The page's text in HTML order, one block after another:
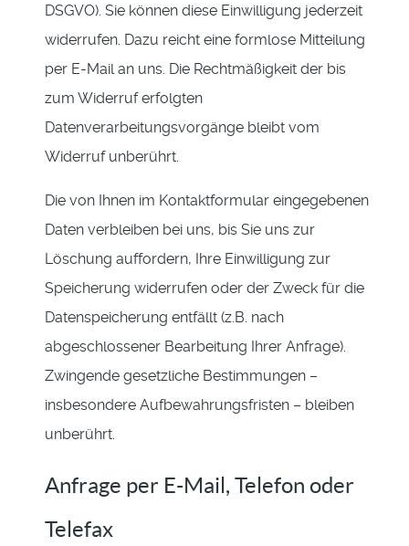
DSGVO). Sie können diese Einwilligung jederzeit
widerrufen. Dazu reicht eine formlose Mitteilung
per E-Mail an uns. Die Rechtmäßigkeit der bis
zum Widerruf erfolgten
Datenverarbeitungsvorgänge bleibt vom
Widerruf unberührt.
Die von Ihnen im Kontaktformular eingegebenen
Daten verbleiben bei uns, bis Sie uns zur
Löschung auffordern, Ihre Einwilligung zur
Speicherung widerrufen oder der Zweck für die
Datenspeicherung entfällt (z.B. nach
abgeschlossener Bearbeitung Ihrer Anfrage).
Zwingende gesetzliche Bestimmungen –
insbesondere Aufbewahrungsfristen – bleiben
unberührt.
Anfrage per E-Mail, Telefon oder
Telefax